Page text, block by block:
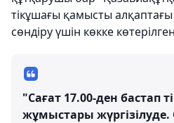
тікұшағы қамысты
сөндіру үшін көкке
"Сағат 17.00-ден бастап
жұмыстары жүргізілуде.